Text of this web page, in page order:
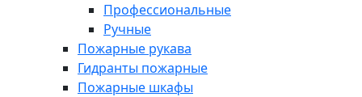
Профессиональные
Ручные
Пожарные рукава
Гидранты пожарные
Пожарные шкафы